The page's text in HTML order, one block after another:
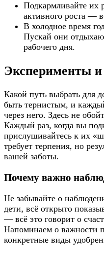
Подкармливайте их
активного роста —
В холодное время
Пускай они
рабочего дня.
Эксперименты
Какой путь выбрать для
быть тернистым, и
через него. Здесь не
Каждый раз, когда вы
прислушивайтесь к их
требует терпения, но
вашей заботы.
Почему важно
Не забывайте о
дети, всё открыто
— всё это говорит о
Напоминаем о важности
конкретные виды